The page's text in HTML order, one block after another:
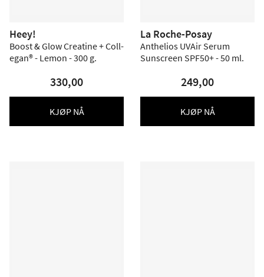
Heey!
Boost & Glow Creatine + Coll-
egan® - Lemon - 300 g.
330,00
KJØP NÅ
La Roche-Posay
Anthelios UVAir Serum
Sunscreen SPF50+ - 50 ml.
249,00
KJØP NÅ